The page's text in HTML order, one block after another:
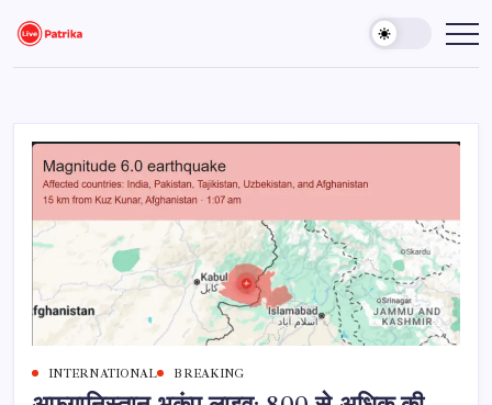
content
Live
Patrika
Breaking
Latest
INTERNATIONAL BREAKING